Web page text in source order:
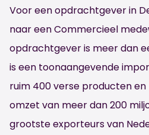
Voor een opdrachtgever in
naar een Commercieel
opdrachtgever is meer dan
is een toonaangevende
ruim 400 verse producten
omzet van meer dan 200
grootste exporteurs van